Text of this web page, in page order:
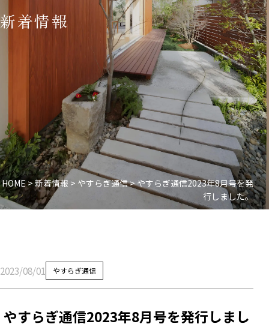
新着情報
HOME>新着情報 > やすらぎ通信>やすらぎ通信2023年8月号を発
行しました。
2023/08/01 やすらぎ通信
やすらぎ通信2023年8月号を発行しまし